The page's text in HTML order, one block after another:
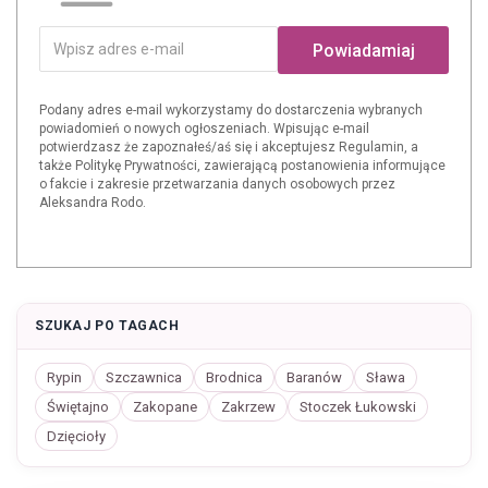
Powiadamiaj
Podany adres e-mail wykorzystamy do dostarczenia wybranych
powiadomień o nowych ogłoszeniach. Wpisując e-mail
potwierdzasz że zapoznałeś/aś się i akceptujesz Regulamin, a
także Politykę Prywatności, zawierającą postanowienia informujące
o fakcie i zakresie przetwarzania danych osobowych przez
Aleksandra Rodo.
SZUKAJ PO TAGACH
Rypin Szczawnica Brodnica Baranów
Sława
Świętajno
Zakopane Zakrzew
Stoczek Łukowski
Dzięcioły